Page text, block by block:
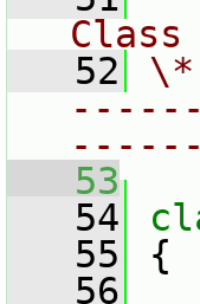
   52
   53
   54
   55
{
   56